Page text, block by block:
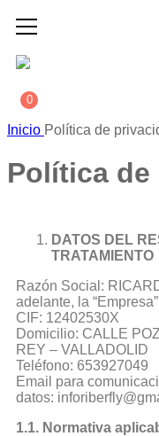
0
Inicio Política de
Política
DATOS DEL
TRATAMIENTO
Razón Social:
adelante, la
CIF: 12402530X
Domicilio: CALLE
REY – VALLADOLID
Teléfono: 653927049
Email para
datos:
1.1. Normativa